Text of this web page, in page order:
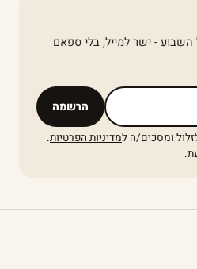
- ישר למייל, בלי ספאם
הרשמה
ומסכים/ה למדיניות הפרטיות.